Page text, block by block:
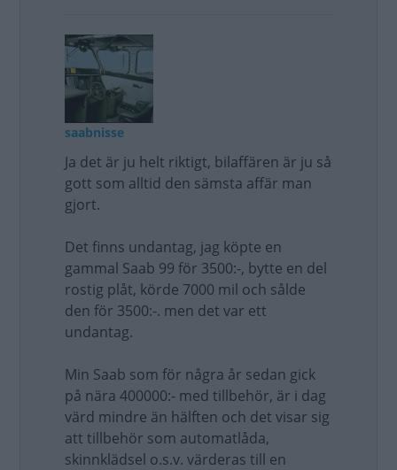
saabnisse
Ja det är ju helt riktigt, bilaffären är ju så
gott som alltid den sämsta affär man
gjort.
Det finns undantag, jag köpte en
gammal Saab 99 för 3500:-, bytte en del
rostig plåt, körde 7000 mil och sålde
den för 3500:-. men det var ett
undantag.
Min Saab som för några år sedan gick
på nära 400000:- med tillbehör, är i dag
värd mindre än hälften och det visar sig
att tillbehör som automatlåda,
skinnklädsel o.s.v. värderas till en